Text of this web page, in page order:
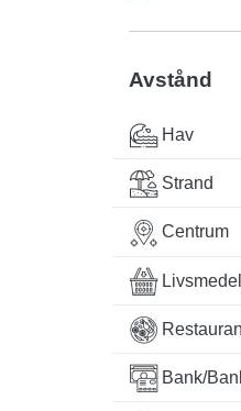
Avstånd
Hav
Strand
Centrum
Bank/